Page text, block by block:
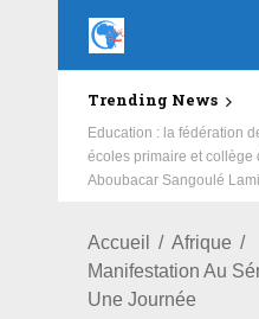
Trending News
Education : la fédération
écoles primaire et collège
Aboubacar Sangoulé
Accueil
Afrique
Manifestation Au
Une Journée